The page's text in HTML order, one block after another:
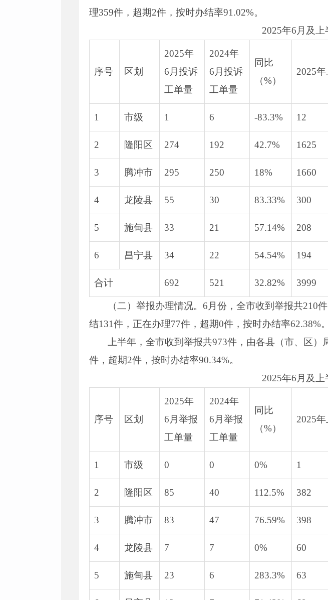
理359件，超期2件，按时办结率91.02%。
2025年6月及
序号 区划
2025年
6月投诉
工单量
2024年
6月投诉
工单量
同比
（%）
2025
1 市级 1 6 -83.3% 12
2 隆阳区 274 192 42.7% 1625
3 腾冲市 295 250 18% 1660
4 龙陵县 55 30 83.33% 300
5 施甸县 33 21 57.14% 208
6 昌宁县 34 22 54.54% 194
合计 692 521 32.82% 3999
（二）举报办理情况。6月份，全市收到举报共
结131件，正在办理77件，超期0件，按时办结率62.38%。
上半年，全市收到举报共973件，由各县（市、区
件，超期2件，按时办结率90.34%。
2025年6月及
序号 区划
2025年
6月举报
工单量
2024年
6月举报
工单量
同比
（%）
2025
1 市级 0 0 0% 1
2 隆阳区 85 40 112.5% 382
3 腾冲市 83 47 76.59% 398
4 龙陵县 7 7 0% 60
5 施甸县 23 6 283.3% 63